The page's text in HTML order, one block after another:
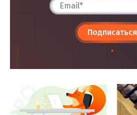
Подписаться
*